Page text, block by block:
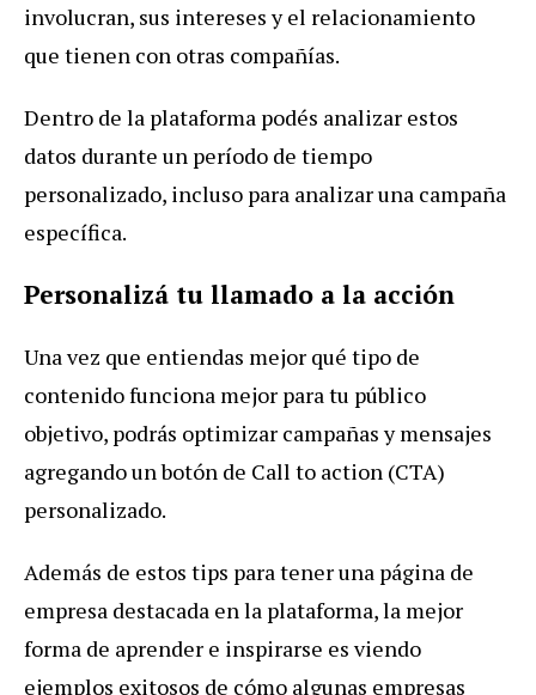
involucran, sus intereses y el relacionamiento
que tienen con otras compañías.
Dentro de la plataforma podés analizar estos
datos durante un período de tiempo
personalizado, incluso para analizar una campaña
específica.
Personalizá tu llamado a la acción
Una vez que entiendas mejor qué tipo de
contenido funciona mejor para tu público
objetivo, podrás optimizar campañas y mensajes
agregando un botón de Call to action (CTA)
personalizado.
Además de estos tips para tener una página de
empresa destacada en la plataforma, la mejor
forma de aprender e inspirarse es viendo
ejemplos exitosos de cómo algunas empresas